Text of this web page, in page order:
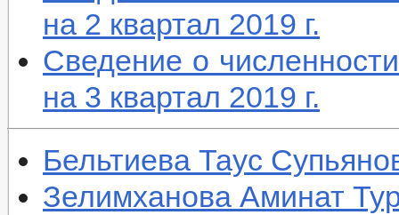
на 2 квартал 2019 г.
Сведение о
на 3 квартал 2019 г.
Бельтиева Таус
Зелимханова Аминат